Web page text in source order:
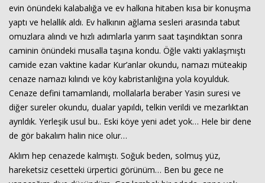
evin önündeki kalabalığa ve ev halkına hitaben kısa bir konuşma
yaptı ve helallik aldı. Ev halkının ağlama sesleri arasında tabut
omuzlara alındı ve hızlı adımlarla yarım saat taşındıktan sonra
caminin önündeki musalla taşına kondu. Öğle vakti yaklaşmıştı
camide ezan vaktine kadar Kur’anlar okundu, namazı müteakip
cenaze namazı kılındı ve köy kabristanlığına yola koyulduk.
Cenaze defini tamamlandı, mollalarla beraber Yasin suresi ve
diğer sureler okundu, dualar yapıldı, telkin verildi ve mezarlıktan
ayrıldık. Yerleşik usul bu.. Eski köye yeni adet yok… Hele bir dene
de gör bakalım halin nice olur…
Aklım hep cenazede kalmıştı. Soğuk beden, solmuş yüz,
hareketsiz cesetteki ürpertici görünüm… Ben bu gece ne